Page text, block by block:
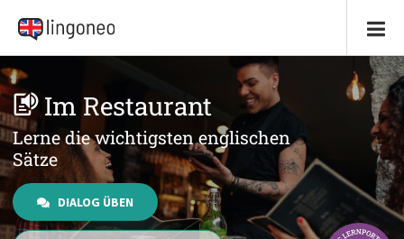
Im Restaurant
Lerne die wichtigsten englischen
Sätze
DIALOG ÜBEN